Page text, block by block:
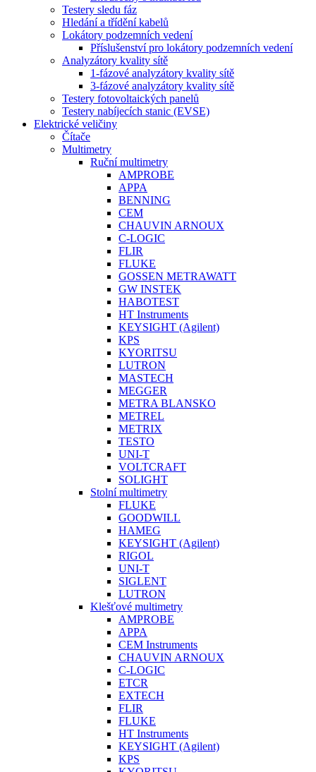
Testery sledu fáz
Hledání a třídění kabelů
Lokátory podzemních vedení
Příslušenství pro lokátory podzemních vedení
Analyzátory kvality sítě
1-fázové analyzátory kvality sítě
3-fázové analyzátory kvality sítě
Testery fotovoltaických panelů
Testery nabíjecích stanic (EVSE)
Elektrické veličiny
Čítače
Multimetry
Ruční multimetry
AMPROBE
APPA
BENNING
CEM
CHAUVIN ARNOUX
C-LOGIC
FLIR
FLUKE
GOSSEN METRAWATT
GW INSTEK
HABOTEST
HT Instruments
KEYSIGHT (Agilent)
KPS
KYORITSU
LUTRON
MASTECH
MEGGER
METRA BLANSKO
METREL
METRIX
TESTO
UNI-T
VOLTCRAFT
SOLIGHT
Stolní multimetry
FLUKE
GOODWILL
HAMEG
KEYSIGHT (Agilent)
RIGOL
UNI-T
SIGLENT
LUTRON
Klešťové multimetry
AMPROBE
APPA
CEM Instruments
CHAUVIN ARNOUX
C-LOGIC
ETCR
EXTECH
FLIR
FLUKE
HT Instruments
KEYSIGHT (Agilent)
KPS